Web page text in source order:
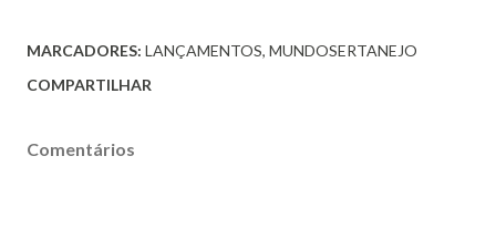
MARCADORES: LANÇAMENTOS MUNDOSERTANEJO
COMPARTILHAR
Comentários